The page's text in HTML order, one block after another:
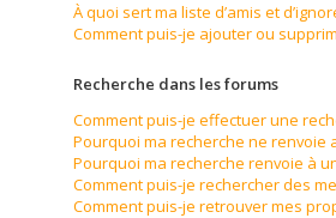
À quoi sert ma liste d’amis et
Comment puis-je ajouter ou
Recherche dans les forums
Comment puis-je effectuer une
Pourquoi ma recherche ne renvoie
Pourquoi ma recherche renvoie à
Comment puis-je rechercher des
Comment puis-je retrouver mes